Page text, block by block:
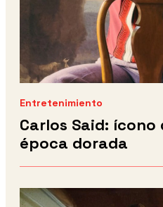
Entretenimiento
Carlos Said: ícono
época dorada